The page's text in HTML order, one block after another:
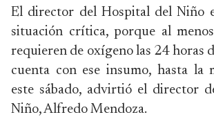
El director del Hospital del Niño
situación crítica, porque al
requieren de oxígeno las 24 horas
cuenta con ese insumo, hasta la
este sábado, advirtió el director
Niño, Alfredo Mendoza.